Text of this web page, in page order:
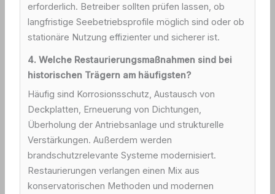
erforderlich. Betreiber sollten prüfen lassen, ob
langfristige Seebetriebsprofile möglich sind oder ob
stationäre Nutzung effizienter und sicherer ist.
4. Welche Restaurierungsmaßnahmen sind bei
historischen Trägern am häufigsten?
Häufig sind Korrosionsschutz, Austausch von
Deckplatten, Erneuerung von Dichtungen,
Überholung der Antriebsanlage und strukturelle
Verstärkungen. Außerdem werden
brandschutzrelevante Systeme modernisiert.
Restaurierungen verlangen einen Mix aus
konservatorischen Methoden und modernen